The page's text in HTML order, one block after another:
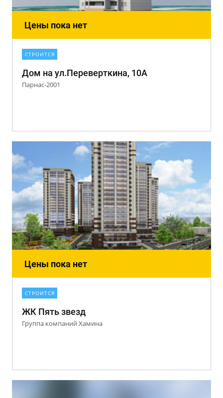
Цены пока нет
СТРОИТСЯ
Дом на ул.Переверткина, 10А
Парнас-2001
Цены пока нет
СТРОИТСЯ
ЖК Пять звезд
Группа компаний Хамина